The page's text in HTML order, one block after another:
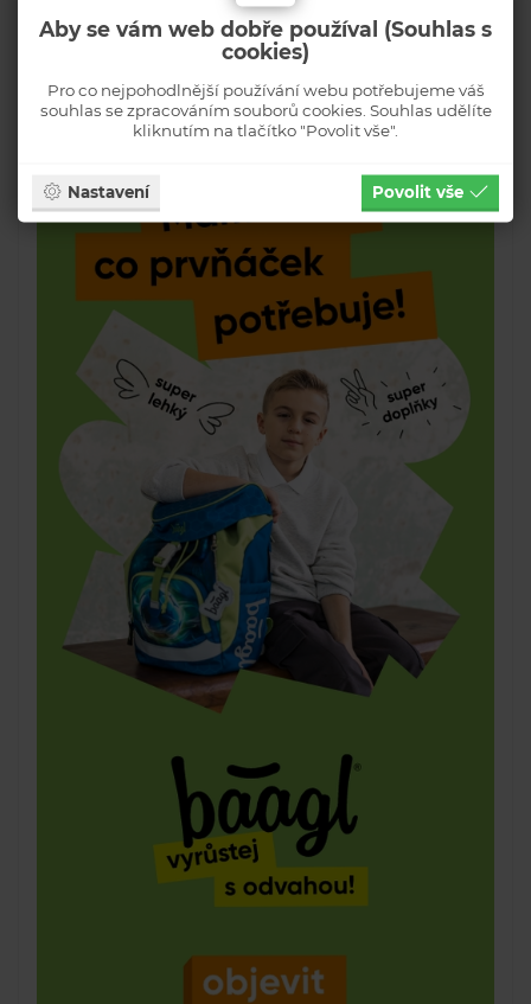
Aby se vám web dobře používal (Souhlas s
cookies)
Pro co nejpohodlnější používání webu potřebujeme váš
souhlas se zpracováním souborů cookies. Souhlas udělíte
kliknutím na tlačítko "Povolit vše".
Nastavení Povolit vše